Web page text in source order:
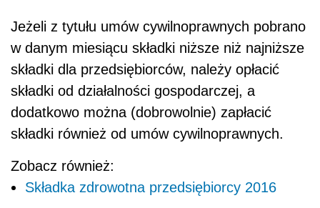
Jeżeli z tytułu umów cywilnoprawnych pobrano
w danym miesiącu składki niższe niż najniższe
składki dla przedsiębiorców, należy opłacić
składki od działalności gospodarczej, a
dodatkowo można (dobrowolnie) zapłacić
składki również od umów cywilnoprawnych.
Zobacz również:
Składka zdrowotna przedsiębiorcy 2016